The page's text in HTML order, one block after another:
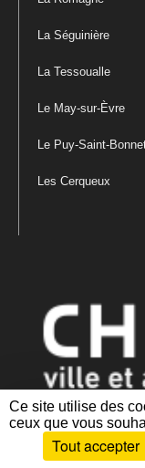
Ce site utilise des
ceux que vous
Tout accepter
La Séguinière
La Tessoualle
Le May-sur-Èvre
Le Puy-Saint-
Les Cerqueux
Mentions légales|
des cookies |Plan du